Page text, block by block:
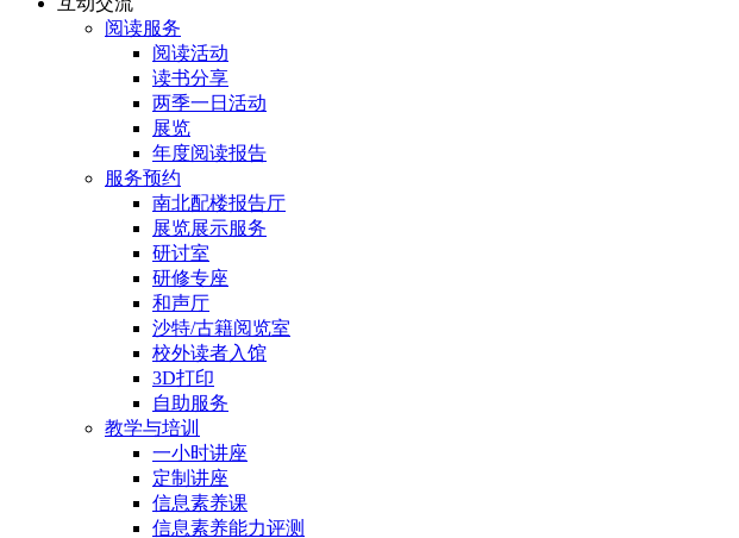
阅读服务
阅读活动
读书分享
两季一日活动
展览
年度阅读报告
服务预约
南北配楼报告厅
展览展示服务
研讨室
研修专座
和声厅
沙特/古籍阅览室
校外读者入馆
3D打印
自助服务
教学与培训
一小时讲座
定制讲座
信息素养课
信息素养能力评测